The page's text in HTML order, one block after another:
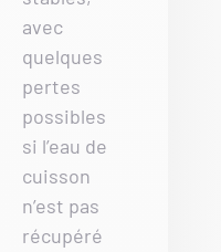
avec
quelques
pertes
possibles
si l’eau de
cuisson
n’est pas
récupéré